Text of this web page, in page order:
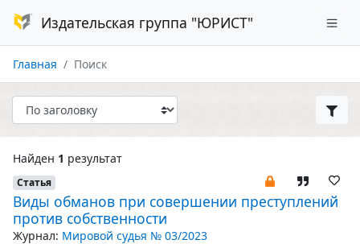
Издательская группа "ЮРИСТ"
Главная Поиск
Найден 1 результат
Статья
Виды обманов при совершении преступлений
против собственности
Журнал: Мировой судья № 03/2023